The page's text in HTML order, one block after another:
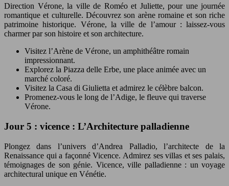
Direction Vérone, la ville de Roméo et Juliette, pour une journée
romantique et culturelle. Découvrez son arène romaine et son riche
patrimoine historique. Vérone, la ville de l’amour : laissez-vous
charmer par son histoire et son architecture.
Visitez l’Arène de Vérone, un amphithéâtre romain
impressionnant.
Explorez la Piazza delle Erbe, une place animée avec un
marché coloré.
Visitez la Casa di Giulietta et admirez le célèbre balcon.
Promenez-vous le long de l’Adige, le fleuve qui traverse
Vérone.
Jour 5 : vicence : L’Architecture palladienne
Plongez dans l’univers d’Andrea Palladio, l’architecte de la
Renaissance qui a façonné Vicence. Admirez ses villas et ses palais,
témoignages de son génie. Vicence, ville palladienne : un voyage
architectural unique en Vénétie.